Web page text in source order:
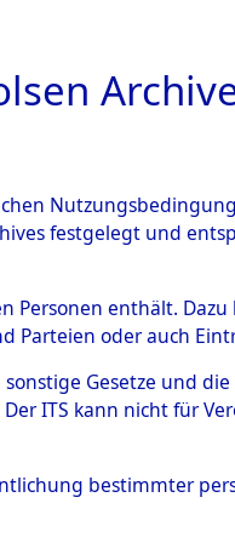
BILD
-
festgelegt und
Personen enthält.
Parteien oder auch
Gesetze und
ITS kann nicht für
bestimmter